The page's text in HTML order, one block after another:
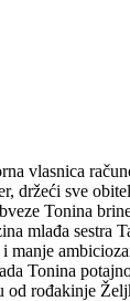
vlasnica
držeći sve
Tonina
mlađa sestra
manje
Tonina
od rođakinje